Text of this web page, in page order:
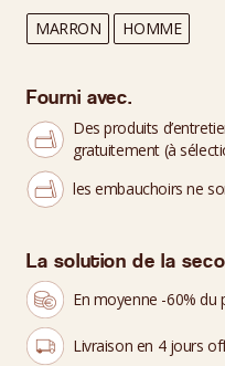
MARRON HOMME
Fourni avec.
Des produits
gratuitement (à
les embauchoirs ne
La solution de la
En moyenne -60% du
Livraison en 4 jours